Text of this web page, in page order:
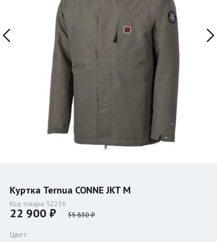
Куртка Ternua CONNE JKT M
Код товара: 52236
22 900 ₽ 35 830 ₽
Цвет: